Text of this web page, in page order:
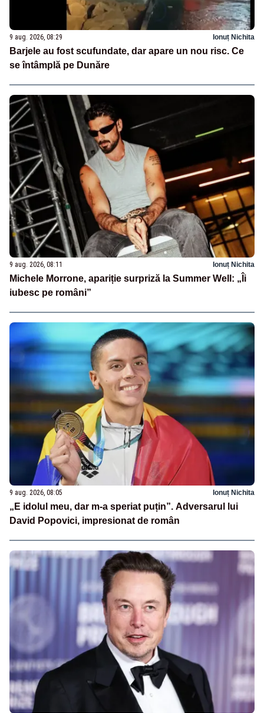
9 aug. 2026, 08:29 Ionuț Nichita
Barjele au fost scufundate, dar apare un nou risc. Ce
se întâmplă pe Dunăre
9 aug. 2026, 08:11 Ionuț Nichita
Michele Morrone, apariție surpriză la Summer Well: „Îi
iubesc pe români”
9 aug. 2026, 08:05 Ionuț Nichita
„E idolul meu, dar m-a speriat puțin”. Adversarul lui
David Popovici, impresionat de român